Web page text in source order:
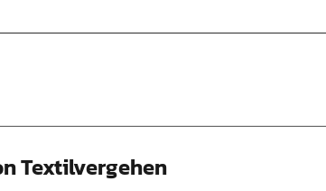
Textilvergehen